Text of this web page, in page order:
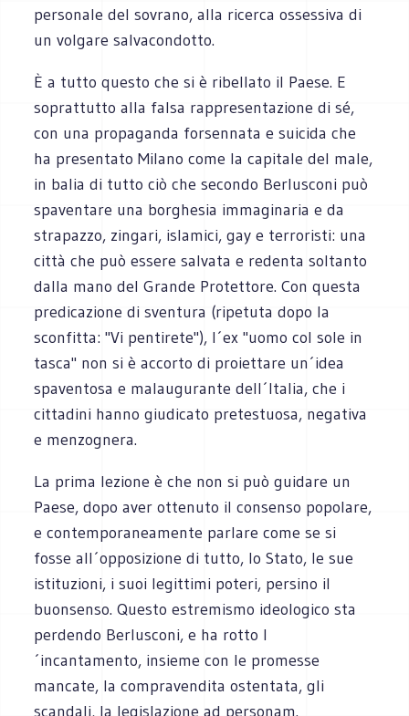
personale del sovrano, alla ricerca ossessiva di
un volgare salvacondotto.
È a tutto questo che si è ribellato il Paese. E
soprattutto alla falsa rappresentazione di sé,
con una propaganda forsennata e suicida che
ha presentato Milano come la capitale del male,
in balia di tutto ciò che secondo Berlusconi può
spaventare una borghesia immaginaria e da
strapazzo, zingari, islamici, gay e terroristi: una
città che può essere salvata e redenta soltanto
dalla mano del Grande Protettore. Con questa
predicazione di sventura (ripetuta dopo la
sconfitta: "Vi pentirete"), l´ex "uomo col sole in
tasca" non si è accorto di proiettare un´idea
spaventosa e malaugurante dell´Italia, che i
cittadini hanno giudicato pretestuosa, negativa
e menzognera.
La prima lezione è che non si può guidare un
Paese, dopo aver ottenuto il consenso popolare,
e contemporaneamente parlare come se si
fosse all´opposizione di tutto, lo Stato, le sue
istituzioni, i suoi legittimi poteri, persino il
buonsenso. Questo estremismo ideologico sta
perdendo Berlusconi, e ha rotto l
´incantamento, insieme con le promesse
mancate, la compravendita ostentata, gli
scandali, la legislazione ad personam.